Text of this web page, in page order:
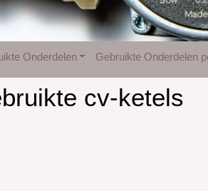
Onderdelen Gebruikte Onderdelen
cv-ketels